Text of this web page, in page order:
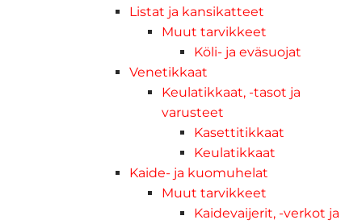
Listat ja kansikatteet
Muut tarvikkeet
Köli- ja eväsuojat
Venetikkaat
Keulatikkaat, -tasot ja
varusteet
Kasettitikkaat
Keulatikkaat
Kaide- ja kuomuhelat
Muut tarvikkeet
Kaidevaijerit, -verkot ja